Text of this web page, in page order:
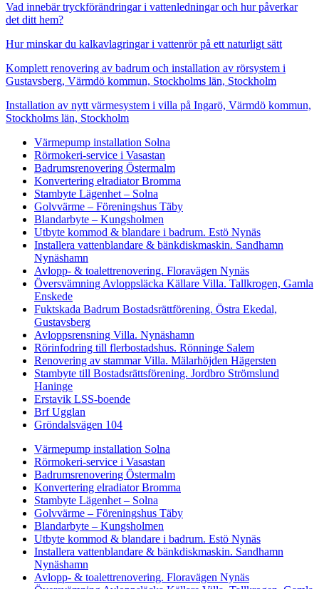
Vad innebär tryckförändringar i vattenledningar och hur påverkar
det ditt hem?
Hur minskar du kalkavlagringar i vattenrör på ett naturligt sätt
Komplett renovering av badrum och installation av rörsystem i
Gustavsberg, Värmdö kommun, Stockholms län, Stockholm
Installation av nytt värmesystem i villa på Ingarö, Värmdö kommun,
Stockholms län, Stockholm
Värmepump installation Solna
Rörmokeri-service i Vasastan
Badrumsrenovering Östermalm
Konvertering elradiator Bromma
Stambyte Lägenhet – Solna
Golvvärme – Föreningshus Täby
Blandarbyte – Kungsholmen
Utbyte kommod & blandare i badrum. Estö Nynäs
Installera vattenblandare & bänkdiskmaskin. Sandhamn
Nynäshamn
Avlopp- & toalettrenovering. Floravägen Nynäs
Översvämning Avloppsläcka Källare Villa. Tallkrogen, Gamla
Enskede
Fuktskada Badrum Bostadsrättförening. Östra Ekedal,
Gustavsberg
Avloppsrensning Villa. Nynäshamn
Rörinfodring till flerbostadshus. Rönninge Salem
Renovering av stammar Villa. Mälarhöjden Hägersten
Stambyte till Bostadsrättsförening. Jordbro Strömslund
Haninge
Erstavik LSS-boende
Brf Ugglan
Gröndalsvägen 104
Värmepump installation Solna
Rörmokeri-service i Vasastan
Badrumsrenovering Östermalm
Konvertering elradiator Bromma
Stambyte Lägenhet – Solna
Golvvärme – Föreningshus Täby
Blandarbyte – Kungsholmen
Utbyte kommod & blandare i badrum. Estö Nynäs
Installera vattenblandare & bänkdiskmaskin. Sandhamn
Nynäshamn
Avlopp- & toalettrenovering. Floravägen Nynäs